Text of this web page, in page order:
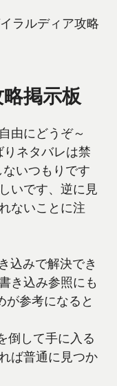
ラルディア攻略
掲示板
由にどうぞ～
ネタバレは禁
いつもりです
いです、逆に見
ないことに注
込みで解決でき
き込み参照にも
が参考になると
して手に入る
ば普通に見つか